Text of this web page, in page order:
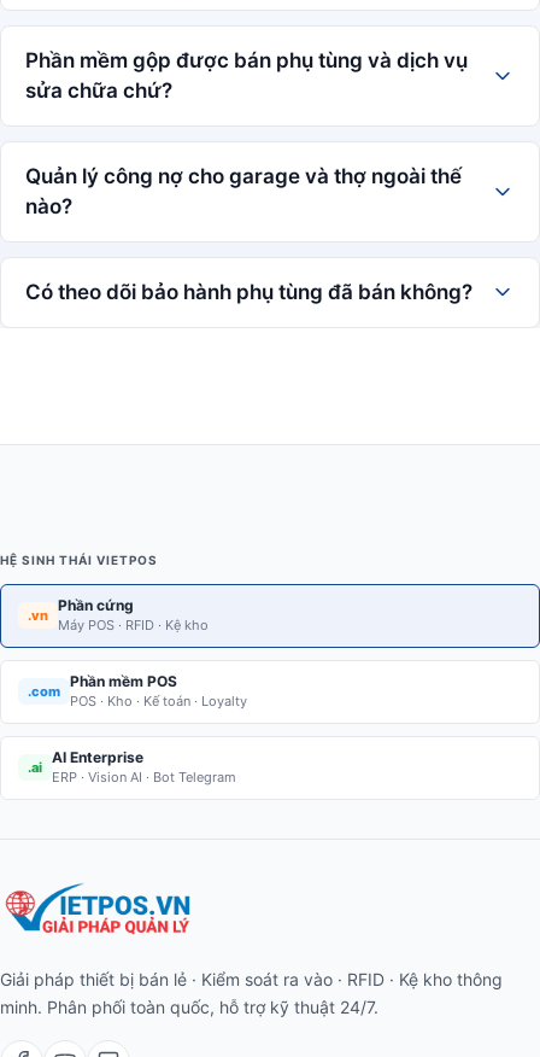
Phần mềm gộp được bán phụ tùng và dịch vụ
sửa chữa chứ?
Quản lý công nợ cho garage và thợ ngoài thế
nào?
Có theo dõi bảo hành phụ tùng đã bán không?
HỆ SINH THÁI VIETPOS
.vn
Phần cứng
Máy POS · RFID · Kệ kho
.com
Phần mềm POS
POS · Kho · Kế toán · Loyalty
.ai
AI Enterprise
ERP · Vision AI · Bot Telegram
Giải pháp thiết bị bán lẻ · Kiểm soát ra vào · RFID · Kệ kho thông
minh. Phân phối toàn quốc, hỗ trợ kỹ thuật 24/7.